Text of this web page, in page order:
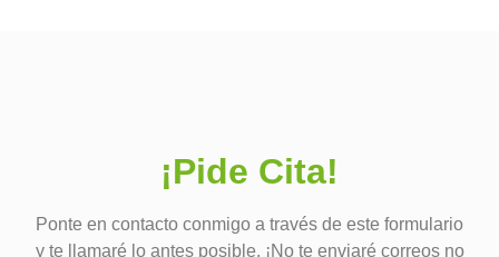
¡Pide Cita!
Ponte en contacto conmigo a través de este formulario
y te llamaré lo antes posible. ¡No te enviaré correos no